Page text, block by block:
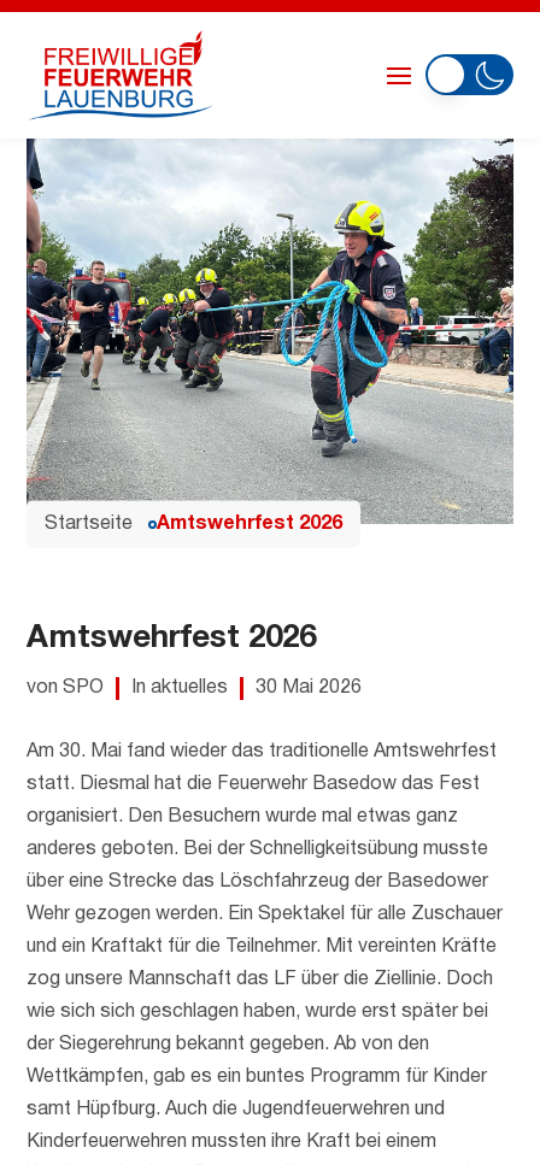
Startseite Amtswehrfest 2026
Amtswehrfest 2026
von SPO In aktuelles 30 Mai 2026
Am 30. Mai fand wieder das traditionelle Amtswehrfest
statt. Diesmal hat die Feuerwehr Basedow das Fest
organisiert. Den Besuchern wurde mal etwas ganz
anderes geboten. Bei der Schnelligkeitsübung musste
über eine Strecke das Löschfahrzeug der Basedower
Wehr gezogen werden. Ein Spektakel für alle Zuschauer
und ein Kraftakt für die Teilnehmer. Mit vereinten Kräfte
zog unsere Mannschaft das LF über die Ziellinie. Doch
wie sich sich geschlagen haben, wurde erst später bei
der Siegerehrung bekannt gegeben. Ab von den
Wettkämpfen, gab es ein buntes Programm für Kinder
samt Hüpfburg. Auch die Jugendfeuerwehren und
Kinderfeuerwehren mussten ihre Kraft bei einem